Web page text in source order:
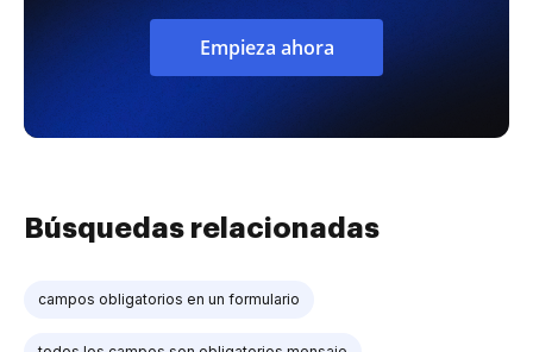
Empieza ahora
Búsquedas relacionadas
campos obligatorios en un formulario